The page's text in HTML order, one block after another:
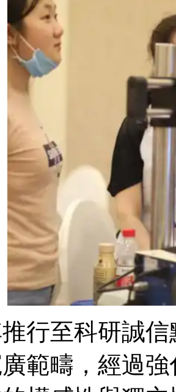
至科研誠信點
範疇，經過